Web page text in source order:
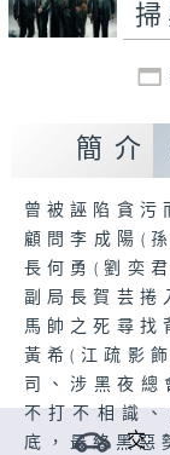
簡介
曾被誣陷貪污
顧問李成陽(
長何勇(劉奕
副局長賀芸捲
馬帥之死尋找
黃希(江疏影
司、涉黑夜
不打不相識
底，最終黑惡
交